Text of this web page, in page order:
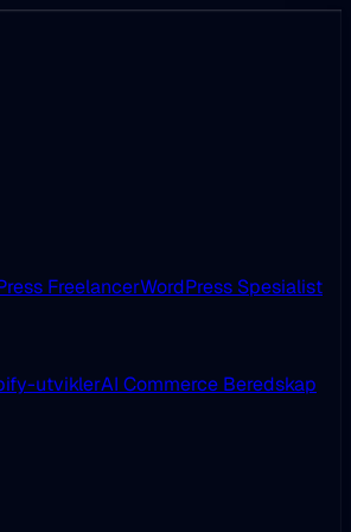
FreelancerWordPress Spesialist
utviklerAI Commerce Beredskap